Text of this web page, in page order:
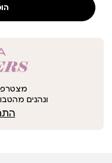
ונהנים